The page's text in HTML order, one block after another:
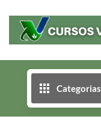
Categorias